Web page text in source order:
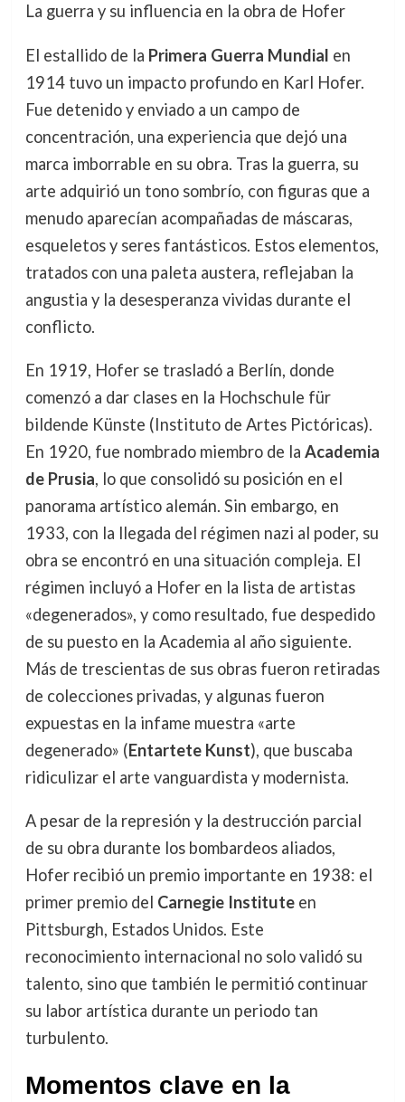
La guerra y su influencia en la obra de Hofer
El estallido de la Primera Guerra Mundial en
1914 tuvo un impacto profundo en Karl Hofer.
Fue detenido y enviado a un campo de
concentración, una experiencia que dejó una
marca imborrable en su obra. Tras la guerra, su
arte adquirió un tono sombrío, con figuras que a
menudo aparecían acompañadas de máscaras,
esqueletos y seres fantásticos. Estos elementos,
tratados con una paleta austera, reflejaban la
angustia y la desesperanza vividas durante el
conflicto.
En 1919, Hofer se trasladó a Berlín, donde
comenzó a dar clases en la Hochschule für
bildende Künste (Instituto de Artes Pictóricas).
En 1920, fue nombrado miembro de la Academia
de Prusia, lo que consolidó su posición en el
panorama artístico alemán. Sin embargo, en
1933, con la llegada del régimen nazi al poder, su
obra se encontró en una situación compleja. El
régimen incluyó a Hofer en la lista de artistas
«degenerados», y como resultado, fue despedido
de su puesto en la Academia al año siguiente.
Más de trescientas de sus obras fueron retiradas
de colecciones privadas, y algunas fueron
expuestas en la infame muestra «arte
degenerado» (Entartete Kunst), que buscaba
ridiculizar el arte vanguardista y modernista.
A pesar de la represión y la destrucción parcial
de su obra durante los bombardeos aliados,
Hofer recibió un premio importante en 1938: el
primer premio del Carnegie Instituteen
Pittsburgh, Estados Unidos. Este
reconocimiento internacional no solo validó su
talento, sino que también le permitió continuar
su labor artística durante un periodo tan
turbulento.
Momentos clave en la